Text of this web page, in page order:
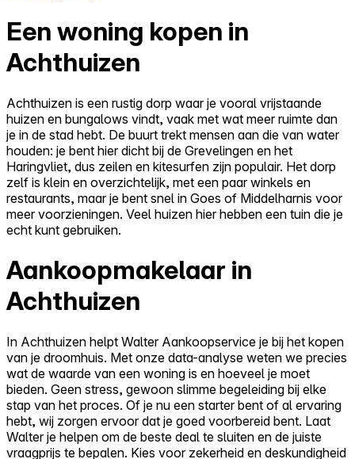
Een woning kopen in
Achthuizen
Achthuizen is een rustig dorp waar je vooral vrijstaande
huizen en bungalows vindt, vaak met wat meer ruimte dan
je in de stad hebt. De buurt trekt mensen aan die van water
houden: je bent hier dicht bij de Grevelingen en het
Haringvliet, dus zeilen en kitesurfen zijn populair. Het dorp
zelf is klein en overzichtelijk, met een paar winkels en
restaurants, maar je bent snel in Goes of Middelharnis voor
meer voorzieningen. Veel huizen hier hebben een tuin die je
echt kunt gebruiken.
Aankoopmakelaar in
Achthuizen
In Achthuizen helpt Walter Aankoopservice je bij het kopen
van je droomhuis. Met onze data-analyse weten we precies
wat de waarde van een woning is en hoeveel je moet
bieden. Geen stress, gewoon slimme begeleiding bij elke
stap van het proces. Of je nu een starter bent of al ervaring
hebt, wij zorgen ervoor dat je goed voorbereid bent. Laat
Walter je helpen om de beste deal te sluiten en de juiste
vraagprijs te bepalen. Kies voor zekerheid en deskundigheid